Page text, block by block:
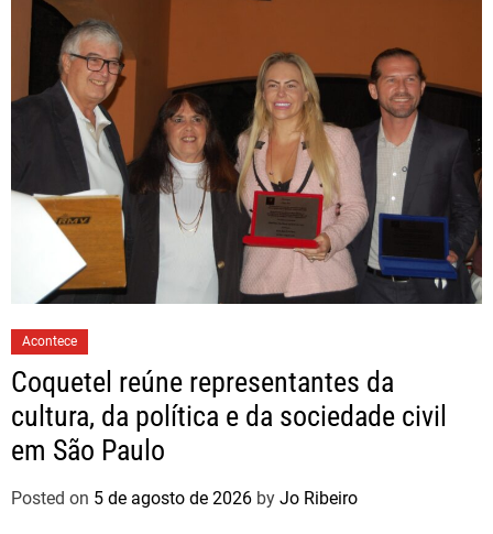
Acontece
Coquetel reúne representantes da
cultura, da política e da sociedade civil
em São Paulo
Posted on 5 de agosto de 2026 by Jo Ribeiro